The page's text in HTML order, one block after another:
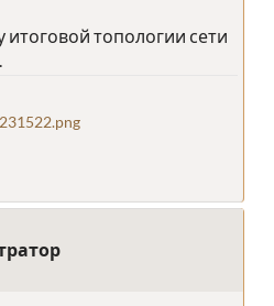
топологии сети